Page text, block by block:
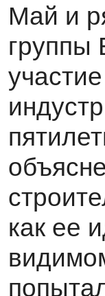
Май и
группы
как ее